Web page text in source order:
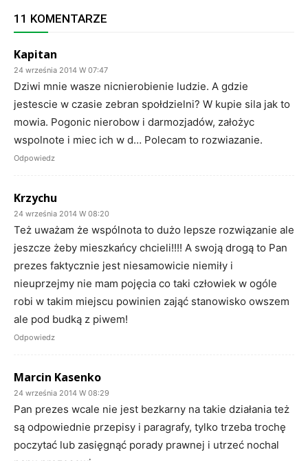
11 KOMENTARZE
Kapitan
24 września 2014 W 07:47
Dziwi mnie wasze nicnierobienie ludzie. A gdzie
jestescie w czasie zebran społdzielni? W kupie sila jak to
mowia. Pogonic nierobow i darmozjadów, założyc
wspolnote i miec ich w d… Polecam to rozwiazanie.
Odpowiedz
Krzychu
24 września 2014 W 08:20
Też uważam że wspólnota to dużo lepsze rozwiązanie ale
jeszcze żeby mieszkańcy chcieli!!!! A swoją drogą to Pan
prezes faktycznie jest niesamowicie niemiły i
nieuprzejmy nie mam pojęcia co taki człowiek w ogóle
robi w takim miejscu powinien zająć stanowisko owszem
ale pod budką z piwem!
Odpowiedz
Marcin Kasenko
24 września 2014 W 08:29
Pan prezes wcale nie jest bezkarny na takie działania też
są odpowiednie przepisy i paragrafy, tylko trzeba trochę
poczytać lub zasięgnąć porady prawnej i utrzeć nochal